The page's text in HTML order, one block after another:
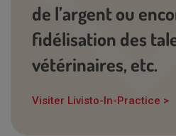
de l’argent ou
fidélisation des
vétérinaires, etc.
Visiter Livisto-In-Practice >